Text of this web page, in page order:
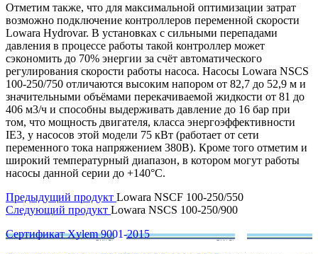
Отметим также, что для максимальной оптимизации затрат
возможно подключение контроллеров переменной скорости
Lowara Hydrovar. В установках с сильными перепадами
давления в процессе работы такой контроллер может
сэкономить до 70% энергии за счёт автоматического
регулирования скорости работы насоса. Насосы Lowara NSCS
100-250/750 отличаются высоким напором от 82,7 до 52,9 м и
значительными объёмами перекачиваемой жидкости от 81 до
406 м3/ч и способны выдерживать давление до 16 бар при
том, что мощность двигателя, класса энергоэффективности
IE3, у насосов этой модели 75 кВт (работает от сети
переменного тока напряжением 380В). Кроме того отметим и
широкий температурный диапазон, в котором могут работы
насосы данной серии до +140°C.
Предыдущий продукт Lowara NSCF 100-250/550
Следующий продукт Lowara NSCS 100-250/900
Сертификат Xylem 9001-2015